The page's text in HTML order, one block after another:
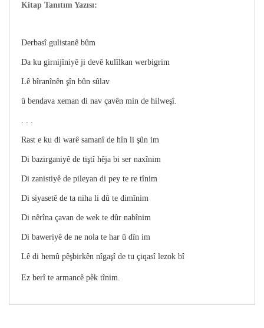
Kitap Tanıtım Yazısı:
Derbasî gulistanê bûm
Da ku girnijîniyê ji devê kulîlkan werbigrim
Lê bîranînên şîn bûn sûlav
û bendava xeman di nav çavên min de hilweşî.
. . .
Rast e ku di warê samanî de hîn li şûn im
Di bazirganiyê de tiştî hêja bi ser naxînim
Di zanistiyê de pileyan di pey te re tînim
Di siyasetê de ta niha li dû te dimînim
Di nêrîna çavan de wek te dûr nabînim
Di baweriyê de ne nola te har û dîn im
Lê di hemû pêşbirkên nîgaşî de tu çiqasî lezok bî
Ez berî te armancê pêk tînim.